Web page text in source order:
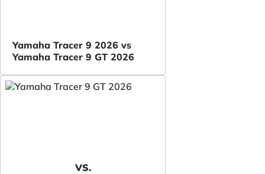
Yamaha Tracer 9 2026 vs
Yamaha Tracer 9 GT 2026
VS.